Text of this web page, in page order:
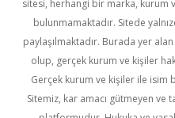
sitesi, herhangi bir marka, kurum
bulunmamaktadır. Sitede
paylaşılmaktadır. Burada yer
olup, gerçek kurum ve kişiler
Gerçek kurum ve kişiler ile
Sitemiz, kar amacı gütmeyen ve